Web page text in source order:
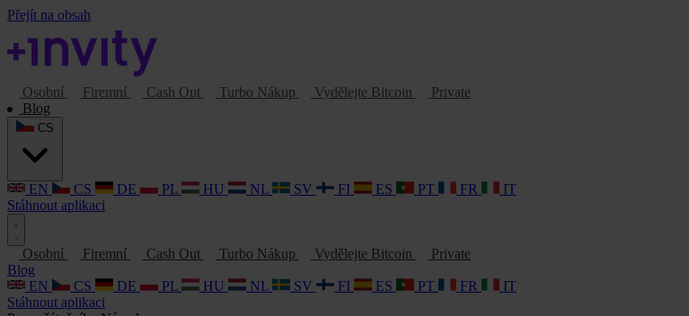
Přejít na obsah
Osobní Firemní Cash Out Turbo Nákup Vydělejte Bitcoin
Private
Blog
EN CS DE PL HU NL SV FI ES PT FR
IT
Stáhnout aplikaci
Osobní Firemní Cash Out Turbo Nákup Vydělejte Bitcoin
Private
Blog
EN
CS DE PL HU NL SV FI ES PT FR
IT
Stáhnout aplikaci